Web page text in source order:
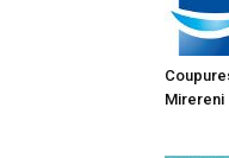
Mirereni